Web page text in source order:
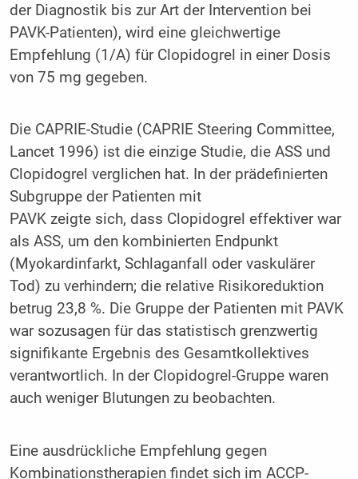
der Diagnostik bis zur Art der Intervention bei
PAVK-Patienten), wird eine gleichwertige
Empfehlung (1/A) für Clopidogrel in einer Dosis
von 75 mg gegeben.
Die CAPRIE-Studie (CAPRIE Steering Committee,
Lancet 1996) ist die einzige Studie, die ASS und
Clopidogrel verglichen hat. In der prädefinierten
Subgruppe der Patienten mit
PAVK zeigte sich, dass Clopidogrel effektiver war
als ASS, um den kombinierten Endpunkt
(Myokardinfarkt, Schlaganfall oder vaskulärer
Tod) zu verhindern; die relative Risikoreduktion
betrug 23,8 %. Die Gruppe der Patienten mit PAVK
war sozusagen für das statistisch grenzwertig
signifikante Ergebnis des Gesamtkollektives
verantwortlich. In der Clopidogrel-Gruppe waren
auch weniger Blutungen zu beobachten.
Eine ausdrückliche Empfehlung gegen
Kombinationstherapien findet sich im ACCP-